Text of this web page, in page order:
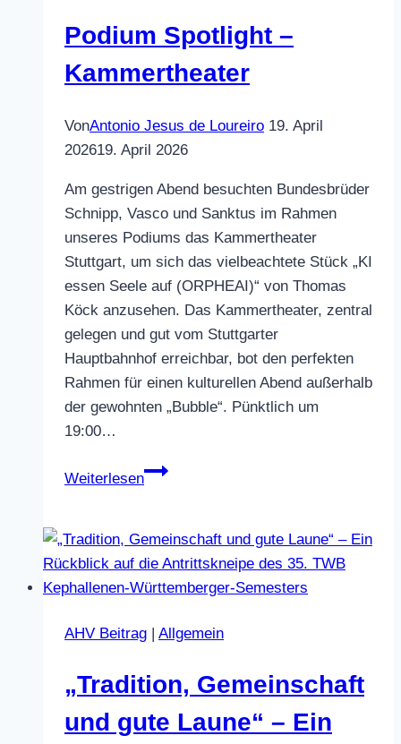
Podium Spotlight –
Kammertheater
VonAntonio Jesus de Loureiro 19. April
202619. April 2026
Am gestrigen Abend besuchten Bundesbrüder
Schnipp, Vasco und Sanktus im Rahmen
unseres Podiums das Kammertheater
Stuttgart, um sich das vielbeachtete Stück „KI
essen Seele auf (ORPHEAI)“ von Thomas
Köck anzusehen. Das Kammertheater, zentral
gelegen und gut vom Stuttgarter
Hauptbahnhof erreichbar, bot den perfekten
Rahmen für einen kulturellen Abend außerhalb
der gewohnten „Bubble“. Pünktlich um
19:00…
Weiterlesen
Podium
Kammertheater
AHV Beitrag | Allgemein
„Tradition, Gemeinschaft
und gute Laune“ – Ein